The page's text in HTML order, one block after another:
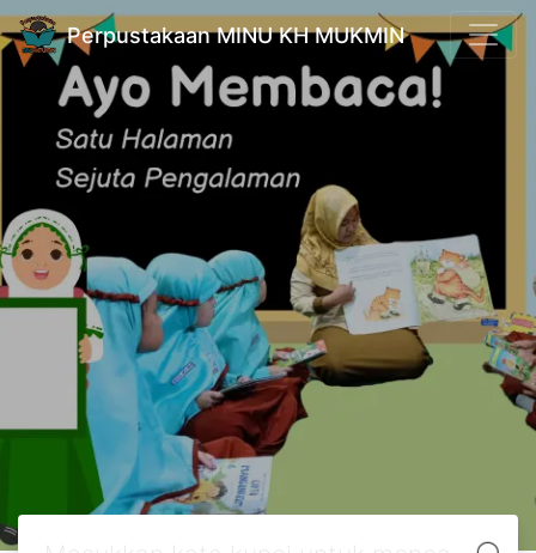
Perpustakaan MINU KH MUKMIN